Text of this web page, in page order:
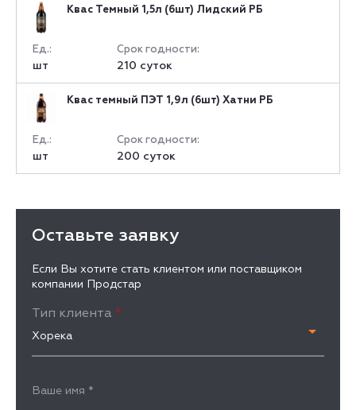
Квас Темный 1,5л (6шт) Лидский РБ
Срок годности:
210 суток
Ед.:
шт
Квас темный ПЭТ 1,9л (6шт) Хатни РБ
Срок годности:
200 суток
Ед.:
шт
Оставьте заявку
Если Вы хотите стать клиентом или поставщиком
компании Продстар
Тип клиента *
Хорека
Ваше имя *